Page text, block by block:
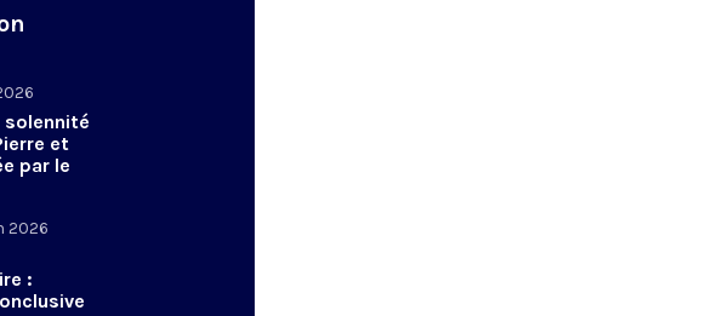
solennité
et
par le
- 29 juin
2026
: